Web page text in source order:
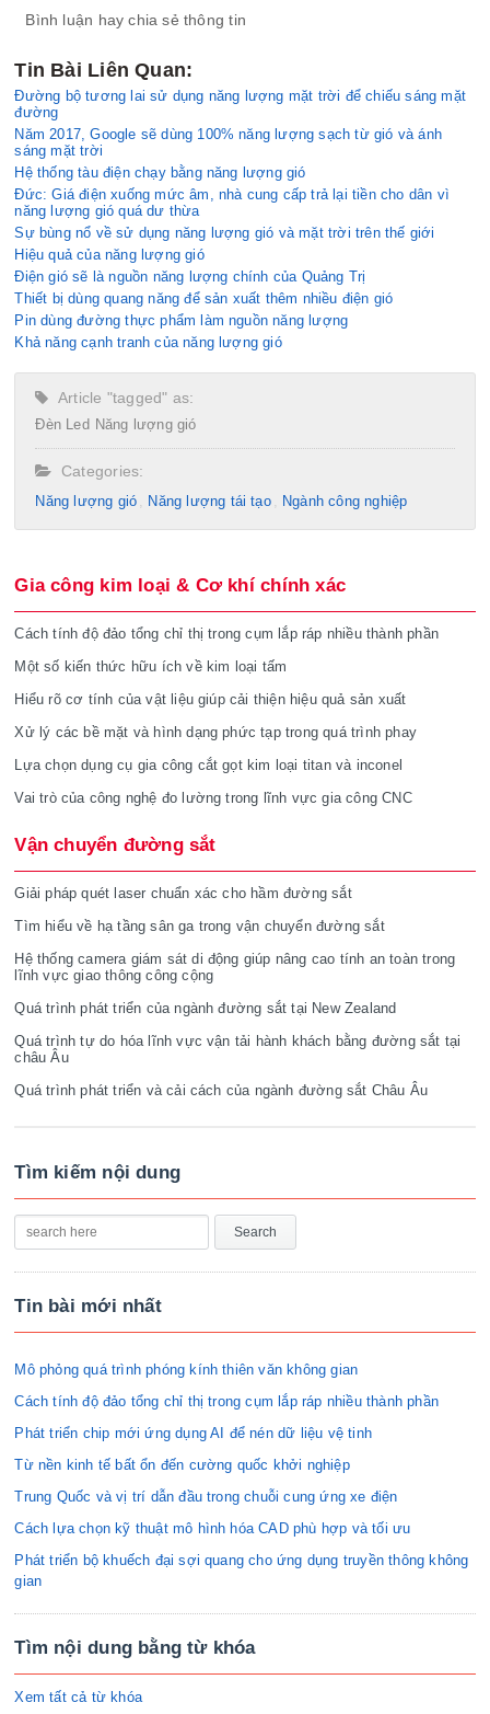
Bình luận hay chia sẻ thông tin
Tin Bài Liên Quan:
Đường bộ tương lai sử dụng năng lượng mặt trời để chiếu sáng mặt
đường
Năm 2017, Google sẽ dùng 100% năng lượng sạch từ gió và ánh
sáng mặt trời
Hệ thống tàu điện chạy bằng năng lượng gió
Đức: Giá điện xuống mức âm, nhà cung cấp trả lại tiền cho dân vì
năng lượng gió quá dư thừa
Sự bùng nổ về sử dụng năng lượng gió và mặt trời trên thế giới
Hiệu quả của năng lượng gió
Điện gió sẽ là nguồn năng lượng chính của Quảng Trị
Thiết bị dùng quang năng để sản xuất thêm nhiều điện gió
Pin dùng đường thực phẩm làm nguồn năng lượng
Khả năng cạnh tranh của năng lượng gió
Article "tagged" as:
Đèn Led Năng lượng gió
Categories:
Năng lượng gió Năng lượng tái tạo Ngành công nghiệp
Gia công kim loại & Cơ khí chính xác
Cách tính độ đảo tổng chỉ thị trong cụm lắp ráp nhiều thành phần
Một số kiến thức hữu ích về kim loại tấm
Hiểu rõ cơ tính của vật liệu giúp cải thiện hiệu quả sản xuất
Xử lý các bề mặt và hình dạng phức tạp trong quá trình phay
Lựa chọn dụng cụ gia công cắt gọt kim loại titan và inconel
Vai trò của công nghệ đo lường trong lĩnh vực gia công CNC
Vận chuyển đường sắt
Giải pháp quét laser chuẩn xác cho hầm đường sắt
Tìm hiểu về hạ tầng sân ga trong vận chuyển đường sắt
Hệ thống camera giám sát di động giúp nâng cao tính an toàn trong
lĩnh vực giao thông công cộng
Quá trình phát triển của ngành đường sắt tại New Zealand
Quá trình tự do hóa lĩnh vực vận tải hành khách bằng đường sắt tại
châu Âu
Quá trình phát triển và cải cách của ngành đường sắt Châu Âu
Tìm kiếm nội dung
Tin bài mới nhất
Mô phỏng quá trình phóng kính thiên văn không gian
Cách tính độ đảo tổng chỉ thị trong cụm lắp ráp nhiều thành phần
Phát triển chip mới ứng dụng AI để nén dữ liệu vệ tinh
Từ nền kinh tế bất ổn đến cường quốc khởi nghiệp
Trung Quốc và vị trí dẫn đầu trong chuỗi cung ứng xe điện
Cách lựa chọn kỹ thuật mô hình hóa CAD phù hợp và tối ưu
Phát triển bộ khuếch đại sợi quang cho ứng dụng truyền thông không
gian
Tìm nội dung bằng từ khóa
Xem tất cả từ khóa